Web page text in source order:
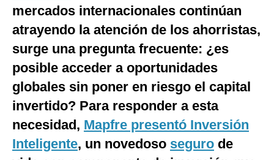
Tecnología
Club del Suscriptor
G de Gestión
Notas Contratadas
Podcast
Gestión TV
mercados internacionales continúan
atrayendo la atención de los ahorristas,
surge una pregunta frecuente: ¿es
posible acceder a oportunidades
globales sin poner en riesgo el capital
invertido? Para responder a esta
necesidad, Mapfre presentó Inversión
Inteligente, un novedoso seguro de